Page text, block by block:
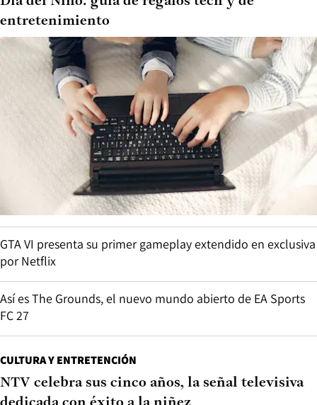
entretenimiento
GTA VI presenta su primer gameplay extendido en exclusiva
por Netflix
Así es The Grounds, el nuevo mundo abierto de EA Sports
FC 27
CULTURA Y ENTRETENCIÓN
NTV celebra sus cinco años, la señal televisiva